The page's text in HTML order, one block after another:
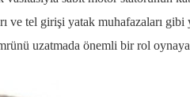
ve tel girişi yatak muhafazaları gibi
uzatmada önemli bir rol